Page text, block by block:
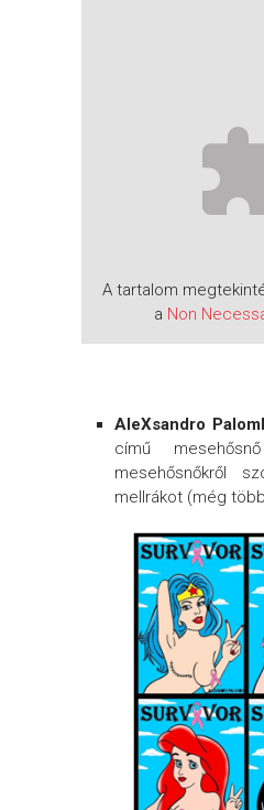
A tartalom
a Non
AleXsandro
című
mesehősnőkről
mellrákot (még